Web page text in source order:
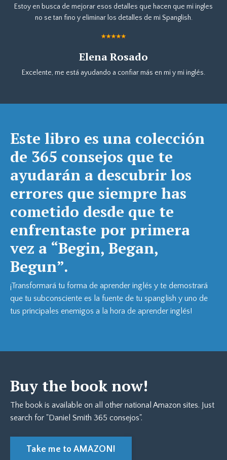
Estoy en busca de mejorar esos detalles que hacen que mi ingles
no se tan fino y eliminar los detalles de mi Spanglish.
Elena Rosado
Excelente, me está ayudando a confiar más en mi y mi inglés.
Este libro es una colección
de 365 consejos que te
ayudarán a descubrir los
errores que siempre has
cometido desde que te
enfrentaste por primera
vez a “Begin, Began,
Begun”.
¡Transformará tu forma de aprender inglés y te demostrará
que tu subconsciente es la fuente de tu spanglish y uno de
tus principales enemigos a la hora de aprender inglés!
Buy the book now!
The book is available on all other national Amazon sites. Just
search for "Daniel Smith 365 consejos".
Take me to AMAZON!